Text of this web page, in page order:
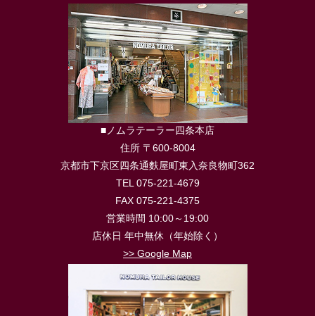
■ノムラテーラー四条本店
住所 〒600-8004
京都市下京区四条通麩屋町東入奈良物町362
TEL 075-221-4679
FAX 075-221-4375
営業時間 10:00～19:00
店休日 年中無休（年始除く）
>> Google Map